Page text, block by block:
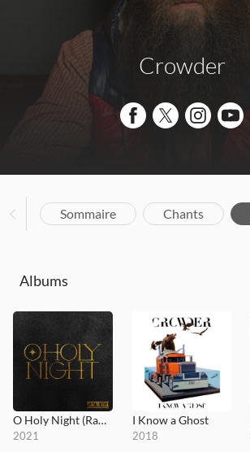
Crowder
Sommaire Chants
Albums
O Holy Night (Radio Version)
2021
I Know a Ghost
2018